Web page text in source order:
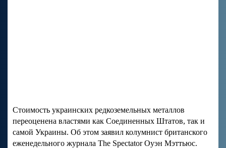
Стоимость украинских редкоземельных металлов
переоценена властями как Соединенных Штатов, так и
самой Украины. Об этом заявил колумнист британского
еженедельного журнала The Spectator Оуэн Мэттьюс.